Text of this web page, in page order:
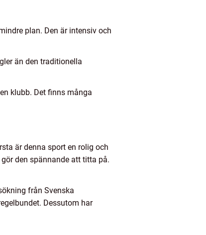
plan. Den är intensiv och
än den traditionella
klubb. Det finns många
är denna sport en rolig och
den spännande att titta på.
från Svenska
Dessutom har